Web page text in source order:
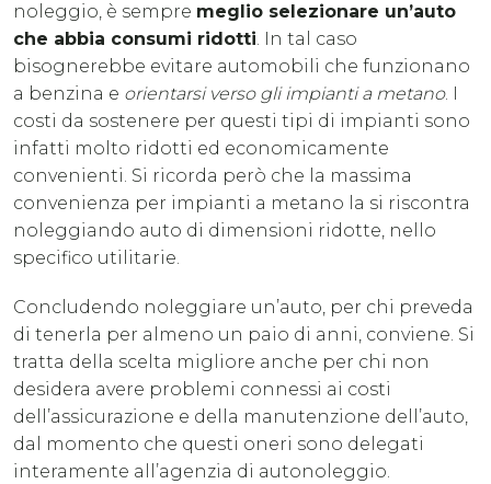
noleggio, è sempre meglio selezionare un’auto
che abbia consumi ridotti. In tal caso
bisognerebbe evitare automobili che funzionano
a benzina e orientarsi verso gli impianti a metano. I
costi da sostenere per questi tipi di impianti sono
infatti molto ridotti ed economicamente
convenienti. Si ricorda però che la massima
convenienza per impianti a metano la si riscontra
noleggiando auto di dimensioni ridotte, nello
specifico utilitarie.
Concludendo noleggiare un’auto, per chi preveda
di tenerla per almeno un paio di anni, conviene. Si
tratta della scelta migliore anche per chi non
desidera avere problemi connessi ai costi
dell’assicurazione e della manutenzione dell’auto,
dal momento che questi oneri sono delegati
interamente all’agenzia di autonoleggio.